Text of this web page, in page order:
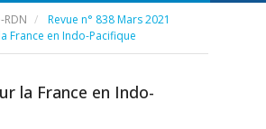
RDN
Revue n° 838 Mars 2021
France en Indo-Pacifique
la France en Indo-